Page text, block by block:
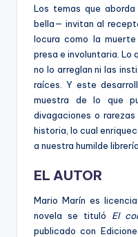
Los temas que
bella— invitan al
locura como la
presa e involuntaria. Lo
no lo arreglan ni las
raíces. Y este
muestra de lo que
divagaciones o
historia, lo cual
a nuestra humilde
EL AUTOR
Mario Marín es
novela se tituló El
publicado con